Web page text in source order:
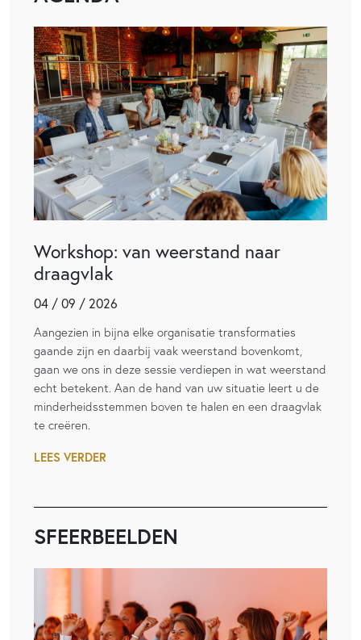
Workshop: van weerstand naar
draagvlak
04 / 09 / 2026
Aangezien in bijna elke organisatie transformaties
gaande zijn en daarbij vaak weerstand bovenkomt,
gaan we ons in deze sessie verdiepen in wat weerstand
echt betekent. Aan de hand van uw situatie leert u de
minderheidsstemmen boven te halen en een draagvlak
te creëren.
LEES VERDER
SFEERBEELDEN